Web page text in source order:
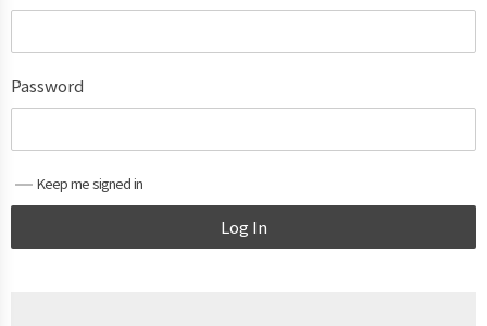
Password
Keep me signed in
Log In